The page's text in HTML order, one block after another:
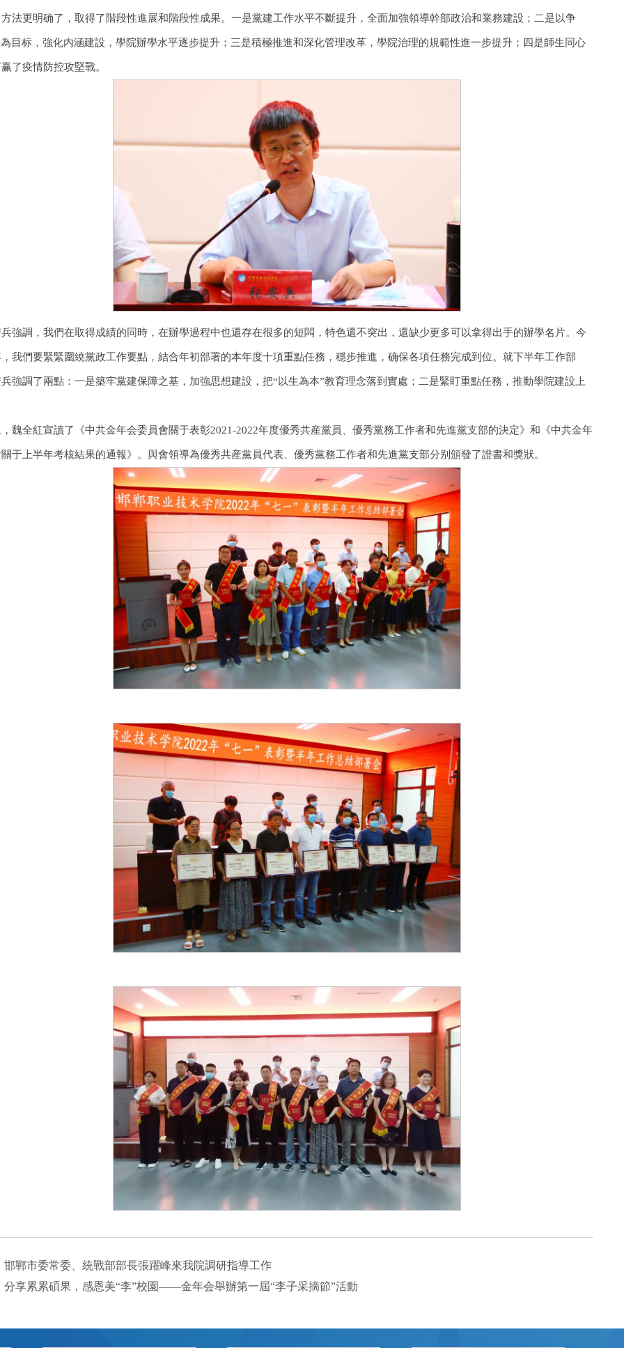
法更明确了，取得了階段性進展和階段性成果。一是黨建工作水平不斷提升，全面加強領導幹部政治和業務建設；二是以争
目标，強化内涵建設，學院辦學水平逐步提升；三是積極推進和深化管理改革，學院治理的規範性進一步提升；四是師生同心
了疫情防控攻堅戰。
強調，我們在取得成績的同時，在辦學過程中也還存在很多的短闆，特色還不突出，還缺少更多可以拿得出手的辦學名片。今
我們要緊緊圍繞黨政工作要點，結合年初部署的本年度十項重點任務，穩步推進，确保各項任務完成到位。就下半年工作部
強調了兩點：一是築牢黨建保障之基，加強思想建設，把“以生為本”教育理念落到實處；二是緊盯重點任務，推動學院建設上
魏全紅宣讀了《中共金年会委員會關于表彰2021-2022年度優秀共産黨員、優秀黨務工作者和先進黨支部的決定》和《中共金年
于上半年考核結果的通報》。與會領導為優秀共産黨員代表、優秀黨務工作者和先進黨支部分别頒發了證書和獎狀。
邯鄲市委常委、統戰部部長張躍峰來我院調研指導工作
分享累累碩果，感恩美“李”校園——金年会舉辦第一屆“李子采摘節”活動